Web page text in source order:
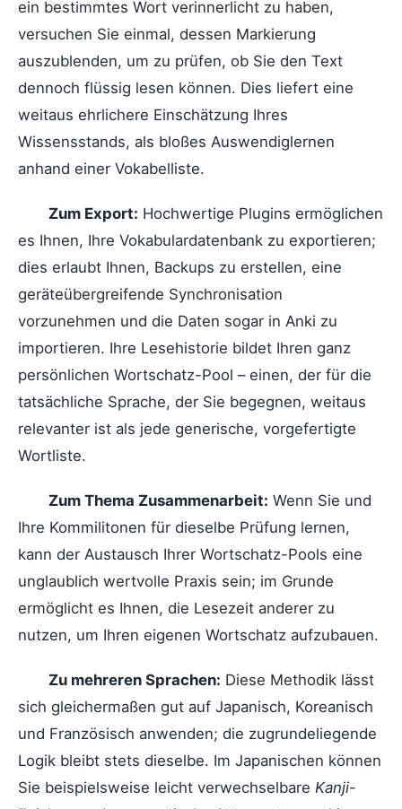
ein bestimmtes Wort verinnerlicht zu haben,
versuchen Sie einmal, dessen Markierung
auszublenden, um zu prüfen, ob Sie den Text
dennoch flüssig lesen können. Dies liefert eine
weitaus ehrlichere Einschätzung Ihres
Wissensstands, als bloßes Auswendiglernen
anhand einer Vokabelliste.
Zum Export: Hochwertige Plugins ermöglichen
es Ihnen, Ihre Vokabulardatenbank zu exportieren;
dies erlaubt Ihnen, Backups zu erstellen, eine
geräteübergreifende Synchronisation
vorzunehmen und die Daten sogar in Anki zu
importieren. Ihre Lesehistorie bildet Ihren ganz
persönlichen Wortschatz-Pool – einen, der für die
tatsächliche Sprache, der Sie begegnen, weitaus
relevanter ist als jede generische, vorgefertigte
Wortliste.
Zum Thema Zusammenarbeit: Wenn Sie und
Ihre Kommilitonen für dieselbe Prüfung lernen,
kann der Austausch Ihrer Wortschatz-Pools eine
unglaublich wertvolle Praxis sein; im Grunde
ermöglicht es Ihnen, die Lesezeit anderer zu
nutzen, um Ihren eigenen Wortschatz aufzubauen.
Zu mehreren Sprachen: Diese Methodik lässt
sich gleichermaßen gut auf Japanisch, Koreanisch
und Französisch anwenden; die zugrundeliegende
Logik bleibt stets dieselbe. Im Japanischen können
Sie beispielsweise leicht verwechselbare Kanji-